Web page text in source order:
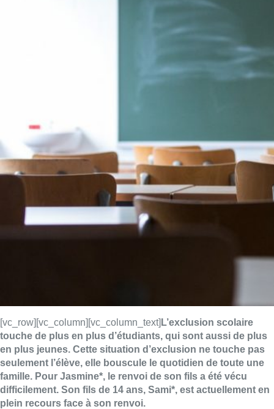
[vc_row][vc_column][vc_column_text] L’exclusion scolaire
touche de plus en plus d’étudiants, qui sont aussi de plus
en plus jeunes. Cette situation d’exclusion ne touche pas
seulement l’élève, elle bouscule le quotidien de toute une
famille. Pour Jasmine*, le renvoi de son fils a été vécu
difficilement. Son fils de 14 ans, Sami*, est actuellement en
plein recours face à son renvoi.